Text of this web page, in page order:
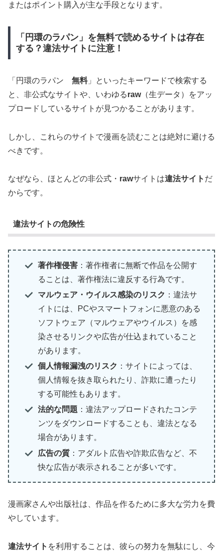
またはポイント購入が主な手段となります。
「円環のラパン」を無料で読めるサイトは存在
する？違法サイトに注意！
「円環のラパン 無料」といったキーワードで検索する
と、非公式なサイトや、いわゆるraw（生データ）をアッ
プロードしているサイトが見つかることがあります。
しかし、これらのサイトで漫画を読むことは絶対に避ける
べきです。
なぜなら、ほとんどの非公式・ rawサイトは違法サイト だ
からです。
違法サイトの危険性
著作権侵害：著作権者に無断で作品を公開す
ることは、著作権法に違反する行為です。
マルウェア・ウイルス感染のリスク ：違法サ
イトには、PCやスマートフォンに悪意のある
ソフトウェア（マルウェアやウイルス）を感
染させるリンクや広告が仕込まれていること
があります。
個人情報漏洩のリスク ：サイトによっては、
個人情報を抜き取られたり、詐欺に遭ったり
する可能性もあります。
法的な問題 ：違法アップロードされたコンテ
ンツをダウンロードすることも、違法となる
場合があります。
広告の質：アダルト広告や詐欺広告など、不
快な広告が表示されることが多いです。
漫画家さんや出版社は、作品を作るために多大な労力を費
やしています。
違法サイト を利用することは、彼らの努力を無駄にし、今